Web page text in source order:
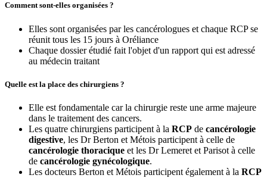
Comment sont-elles organisées ?
Elles sont organisées par les cancérologues et chaque RCP se
réunit tous les 15 jours à Oréliance
Chaque dossier étudié fait l'objet d'un rapport qui est adressé
au médecin traitant
Quelle est la place des chirurgiens ?
Elle est fondamentale car la chirurgie reste une arme majeure
dans le traitement des cancers.
Les quatre chirurgiens participent à la RCP de cancérologie
digestive, les Dr Berton et Métois participent à celle de
cancérologie thoracique et les Dr Lemeret et Parisot à celle
de cancérologie gynécologique.
Les docteurs Berton et Métois participent également à la RCP